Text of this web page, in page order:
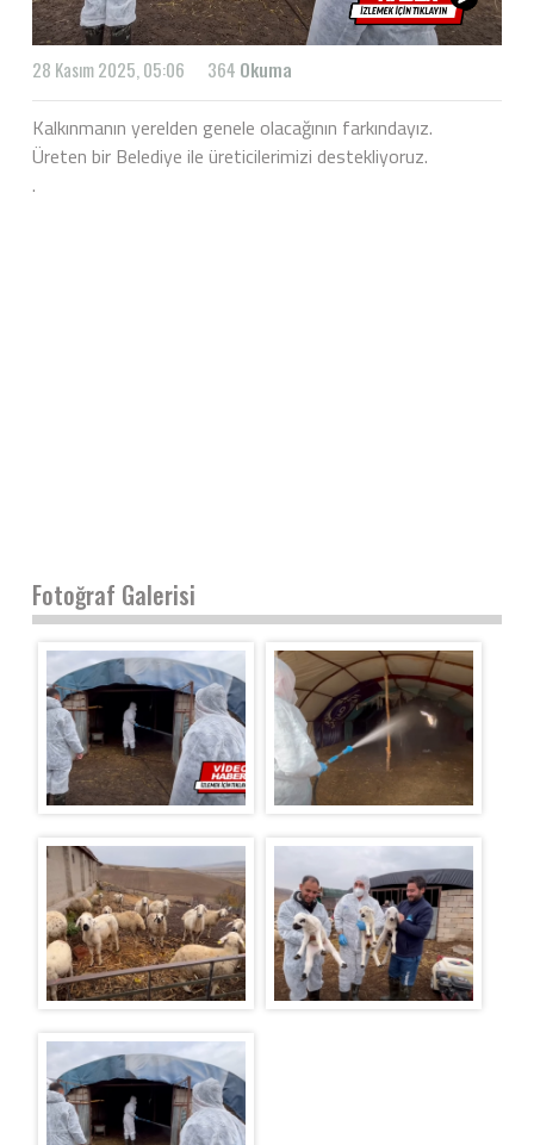
28 Kasım 2025, 05:06 364 Okuma
Kalkınmanın yerelden genele olacağının farkındayız.
Üreten bir Belediye ile üreticilerimizi destekliyoruz.
.
Fotoğraf Galerisi